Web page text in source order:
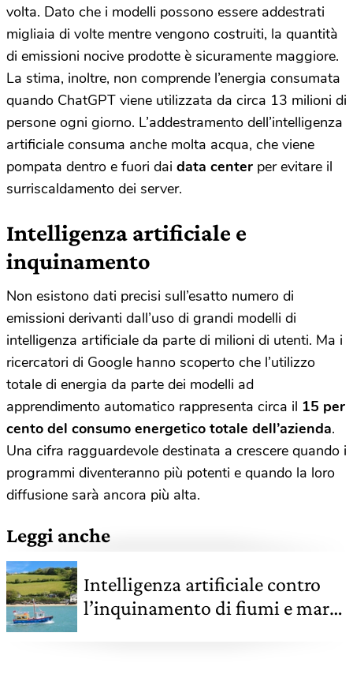
volta. Dato che i modelli possono essere addestrati
migliaia di volte mentre vengono costruiti, la quantità
di emissioni nocive prodotte è sicuramente maggiore.
La stima, inoltre, non comprende l’energia consumata
quando ChatGPT viene utilizzata da circa 13 milioni di
persone ogni giorno. L’addestramento dell’intelligenza
artificiale consuma anche molta acqua, che viene
pompata dentro e fuori dai data center per evitare il
surriscaldamento dei server.
Intelligenza artificiale e
inquinamento
Non esistono dati precisi sull’esatto numero di
emissioni derivanti dall’uso di grandi modelli di
intelligenza artificiale da parte di milioni di utenti. Ma i
ricercatori di Google hanno scoperto che l’utilizzo
totale di energia da parte dei modelli ad
apprendimento automatico rappresenta circa il 15 per
cento del consumo energetico totale dell’azienda.
Una cifra ragguardevole destinata a crescere quando i
programmi diventeranno più potenti e quando la loro
diffusione sarà ancora più alta.
Leggi anche
Intelligenza artificiale contro
l’inquinamento di fiumi e mari,